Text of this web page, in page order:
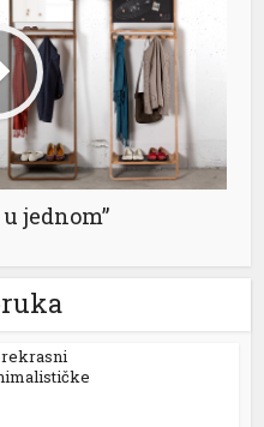
jednom”